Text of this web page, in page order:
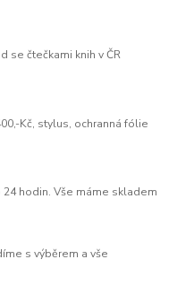
se čtečkami knih v ČR
Kč, stylus, ochranná fólie
hodin. Vše máme skladem
s výběrem a vše